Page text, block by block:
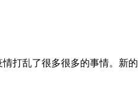
打乱了很多很多的事情。新